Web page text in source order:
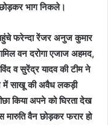
छोड़कर भाग निकले।
फरेन्दा रेंजर अनुज कुमार
वन दरोगा एजाज अहमद,
व सुरेंद्र यादव की टीम ने
में साखू की अवैध लकड़ी
किया अपने को घिरता देख
मारुति वैन छोड़कर फरार हो